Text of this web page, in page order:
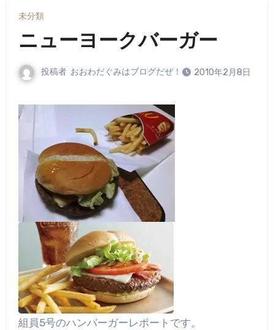
未分類
ニューヨークバーガー
投稿者 おおわだぐみはブログだぜ！ 2010年2月8日
組員5号のハンバーガーレポートです。